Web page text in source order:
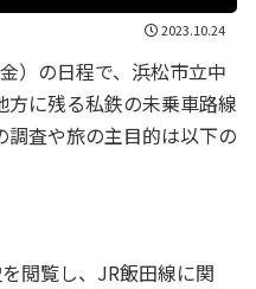
2023.10.24
）の日程で、浜松市立中
に残る私鉄の未乗車路線
査や旅の主目的は以下の
閲覧し、JR飯田線に関